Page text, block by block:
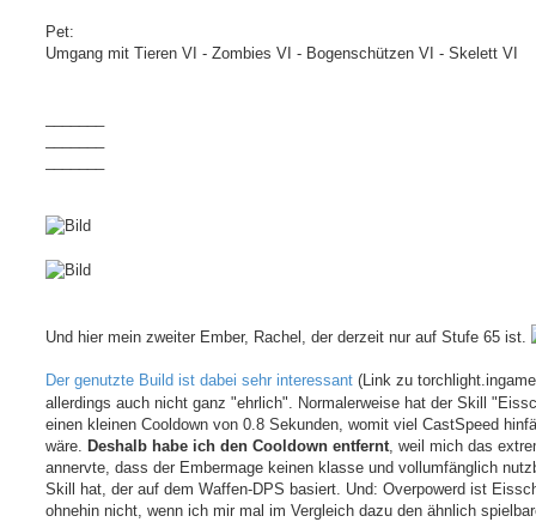
Pet:
Umgang mit Tieren VI - Zombies VI - Bogenschützen VI - Skelett VI
Und hier mein zweiter Ember, Rachel, der derzeit nur auf Stufe 65 ist.
Der genutzte Build ist dabei sehr interessant (Link zu
allerdings auch nicht ganz "ehrlich". Normalerweise hat der Skill
einen kleinen Cooldown von 0.8 Sekunden, womit viel CastSpeed
wäre. Deshalb habe ich den Cooldown entfernt, weil mich das
annervte, dass der Embermage keinen klasse und vollumfänglich
Skill hat, der auf dem Waffen-DPS basiert. Und: Overpowerd ist
ohnehin nicht, wenn ich mir mal im Vergleich dazu den ähnlich